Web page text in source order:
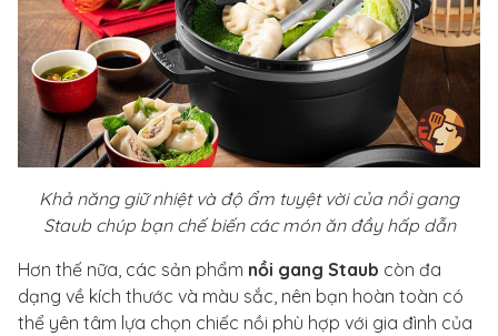
Khả năng giữ nhiệt và độ ẩm tuyệt vời của nồi gang
Staub chúp bạn chế biến các món ăn đầy hấp dẫn
Hơn thế nữa, các sản phẩm nồi gang Staub còn đa
dạng về kích thước và màu sắc, nên bạn hoàn toàn có
thể yên tâm lựa chọn chiếc nồi phù hợp với gia đình của